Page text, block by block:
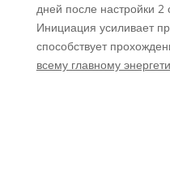
дней после настройки 2
Инициация усиливает
способствует
всему главному